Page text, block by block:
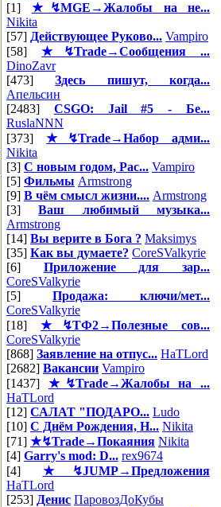
[1] ★↯MGE→Жалобы на не...
Nikita
[57] Действующее Руково... Vampiro
[58] ★↯Trade→Сообщения ...
DinoZavr
[473]Здесь пишут, когда...
Апельсин
[2483] CSGO: Jail #5 - Бе...
RuslaNNN
[373]★↯Trade→Набор адми...
Nikita
[3] С новым годом, Рас... Vampiro
[5] Фильмы Armstrong
[9] В чём смысл жизни.... Armstrong
[3]Ваш любимый музыка...
Armstrong
[14] Вы верите в Бога ? Maksimys
[35] Как вы думаете? CoreSValkyrie
[6] Приложение для зар...
CoreSValkyrie
[5] Продажа: ключи/мет...
CoreSValkyrie
[18] ★↯ТФ2→Полезные сов...
CoreSValkyrie
[868] Заявление на отпус... HaTLord
[2682] Вакансии Vampiro
[1437] ★↯Trade→Жалобы на ...
HaTLord
[12] САЛАТ "ПОДАРО... Ludo
[10] С Днём Рождения, Н... Nikita
[71] ★↯Trade→Покаяния Nikita
[4] Garry's mod: D... rex9674
[4] ★↯JUMP→Предложения
HaTLord
[253] Денис ПаровозДоКубы